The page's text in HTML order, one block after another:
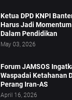
Ketua DPD KNPI
Harus Jadi
Dalam Pendidikan
May 03, 2026
Forum JAMSOS
Waspadai Ketahanan
Perang Iran-AS
April 16, 2026